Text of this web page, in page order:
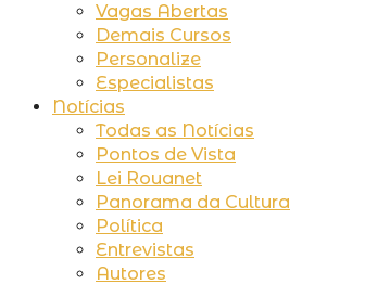
Vagas Abertas
Demais Cursos
Personalize
Especialistas
Notícias
Todas as Notícias
Pontos de Vista
Lei Rouanet
Panorama da Cultura
Política
Entrevistas
Autores